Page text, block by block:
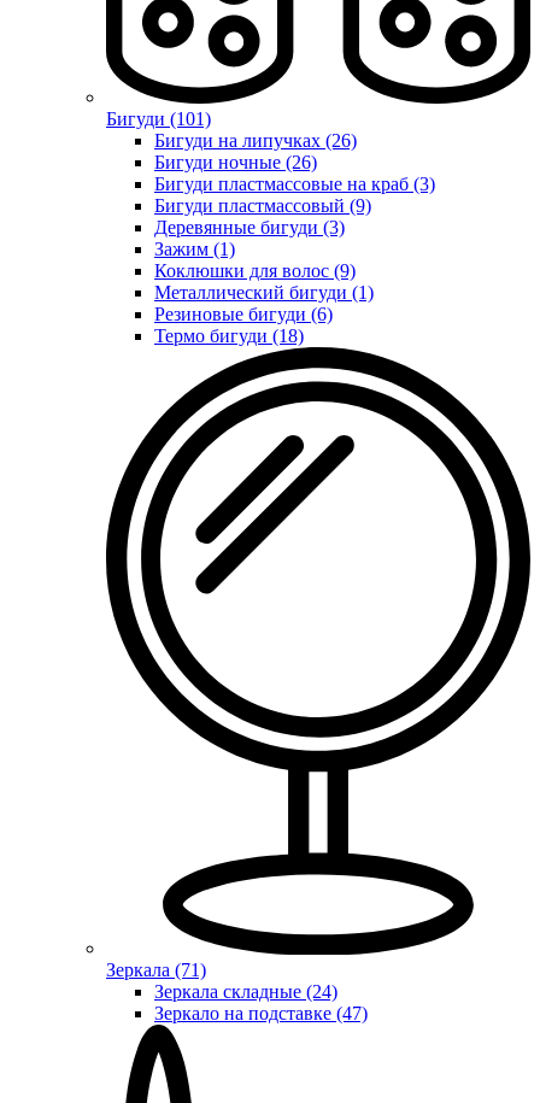
Бигуди (101)
Бигуди на липучках (26)
Бигуди ночные (26)
Бигуди пластмассовые на краб (3)
Бигуди пластмассовый (9)
Деревянные бигуди (3)
Зажим (1)
Коклюшки для волос (9)
Металлический бигуди (1)
Резиновые бигуди (6)
Термо бигуди (18)
Зеркала (71)
Зеркала складные (24)
Зеркало на подставке (47)